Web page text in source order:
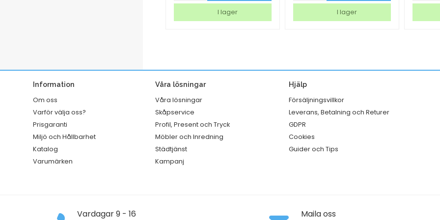
tag
I lager
T580DW
I lager
50cl
Information
Om oss
Varför välja oss?
Prisgaranti
Miljö och Hållbarhet
Katalog
Varumärken
Våra lösningar
Våra lösningar
Skåpservice
Profil, Present och Tryck
Möbler och Inredning
Städtjänst
Kampanj
Hjälp
Försäljningsvillkor
Leverans, Betalning och Returer
GDPR
Cookies
Guider och Tips
Vardagar 9 - 16 Maila oss